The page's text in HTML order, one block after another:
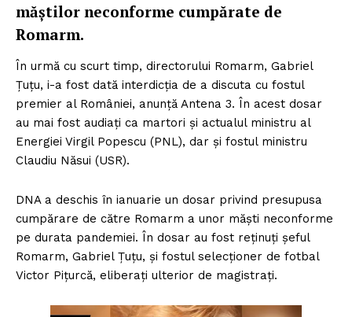
măștilor neconforme cumpărate de
Romarm.
În urmă cu scurt timp, directorului Romarm, Gabriel
Țuțu, i-a fost dată interdicţia de a discuta cu fostul
premier al României, anunță Antena 3. În acest dosar
au mai fost audiați ca martori și actualul ministru al
Energiei Virgil Popescu (PNL), dar şi fostul ministru
Claudiu Năsui (USR).
DNA a deschis în ianuarie un dosar privind presupusa
cumpărare de către Romarm a unor măști neconforme
pe durata pandemiei. În dosar au fost reținuți șeful
Romarm, Gabriel Țuțu, și fostul selecționer de fotbal
Victor Pițurcă, eliberați ulterior de magistrați.